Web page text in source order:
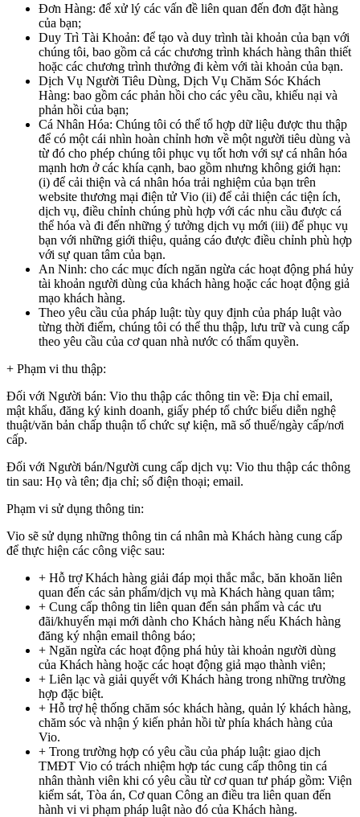
Đơn Hàng: để xử lý các vấn đề liên quan đến đơn đặt hàng
của bạn;
Duy Trì Tài Khoản: để tạo và duy trình tài khoản của bạn với
chúng tôi, bao gồm cả các chương trình khách hàng thân thiết
hoặc các chương trình thưởng đi kèm với tài khoản của bạn.
Dịch Vụ Người Tiêu Dùng, Dịch Vụ Chăm Sóc Khách
Hàng: bao gồm các phản hồi cho các yêu cầu, khiếu nại và
phản hồi của bạn;
Cá Nhân Hóa: Chúng tôi có thể tổ hợp dữ liệu được thu thập
để có một cái nhìn hoàn chỉnh hơn về một người tiêu dùng và
từ đó cho phép chúng tôi phục vụ tốt hơn với sự cá nhân hóa
mạnh hơn ở các khía cạnh, bao gồm nhưng không giới hạn:
(i) để cải thiện và cá nhân hóa trải nghiệm của bạn trên
website thương mại điện tử Vio (ii) để cải thiện các tiện ích,
dịch vụ, điều chỉnh chúng phù hợp với các nhu cầu được cá
thể hóa và đi đến những ý tưởng dịch vụ mới (iii) để phục vụ
bạn với những giới thiệu, quảng cáo được điều chỉnh phù hợp
với sự quan tâm của bạn.
An Ninh: cho các mục đích ngăn ngừa các hoạt động phá hủy
tài khoản người dùng của khách hàng hoặc các hoạt động giả
mạo khách hàng.
Theo yêu cầu của pháp luật: tùy quy định của pháp luật vào
từng thời điểm, chúng tôi có thể thu thập, lưu trữ và cung cấp
theo yêu cầu của cơ quan nhà nước có thẩm quyền.
+ Phạm vi thu thập:
Đối với Người bán: Vio thu thập các thông tin về: Địa chỉ email,
mật khẩu, đăng ký kinh doanh, giấy phép tổ chức biểu diễn nghệ
thuật/văn bản chấp thuận tổ chức sự kiện, mã số thuế/ngày cấp/nơi
cấp.
Đối với Người bán/Người cung cấp dịch vụ: Vio thu thập các thông
tin sau: Họ và tên; địa chỉ; số điện thoại; email.
Phạm vi sử dụng thông tin:
Vio sẽ sử dụng những thông tin cá nhân mà Khách hàng cung cấp
để thực hiện các công việc sau:
+ Hỗ trợ Khách hàng giải đáp mọi thắc mắc, băn khoăn liên
quan đến các sản phẩm/dịch vụ mà Khách hàng quan tâm;
+ Cung cấp thông tin liên quan đến sản phẩm và các ưu
đãi/khuyến mại mới dành cho Khách hàng nếu Khách hàng
đăng ký nhận email thông báo;
+ Ngăn ngừa các hoạt động phá hủy tài khoản người dùng
của Khách hàng hoặc các hoạt động giả mạo thành viên;
+ Liên lạc và giải quyết với Khách hàng trong những trường
hợp đặc biệt.
+ Hỗ trợ hệ thống chăm sóc khách hàng, quản lý khách hàng,
chăm sóc và nhận ý kiến phản hồi từ phía khách hàng của
Vio.
+ Trong trường hợp có yêu cầu của pháp luật: giao dịch
TMĐT Vio có trách nhiệm hợp tác cung cấp thông tin cá
nhân thành viên khi có yêu cầu từ cơ quan tư pháp gồm: Viện
kiểm sát, Tòa án, Cơ quan Công an điều tra liên quan đến
hành vi vi phạm pháp luật nào đó của Khách hàng.